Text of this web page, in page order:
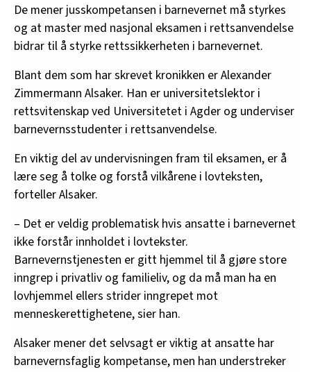
De mener jusskompetansen i barnevernet må styrkes
og at master med nasjonal eksamen i rettsanvendelse
bidrar til å styrke rettssikkerheten i barnevernet.
Blant dem som har skrevet kronikken er Alexander
Zimmermann Alsaker. Han er universitetslektor i
rettsvitenskap ved Universitetet i Agder og underviser
barnevernsstudenter i rettsanvendelse.
En viktig del av undervisningen fram til eksamen, er å
lære seg å tolke og forstå vilkårene i lovteksten,
forteller Alsaker.
– Det er veldig problematisk hvis ansatte i barnevernet
ikke forstår innholdet i lovtekster.
Barnevernstjenesten er gitt hjemmel til å gjøre store
inngrep i privatliv og familieliv, og da må man ha en
lovhjemmel ellers strider inngrepet mot
menneskerettighetene, sier han.
Alsaker mener det selvsagt er viktig at ansatte har
barnevernsfaglig kompetanse, men han understreker